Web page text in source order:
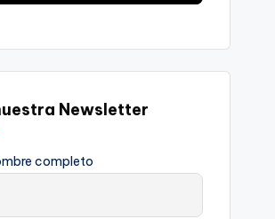
Newsletter
completo